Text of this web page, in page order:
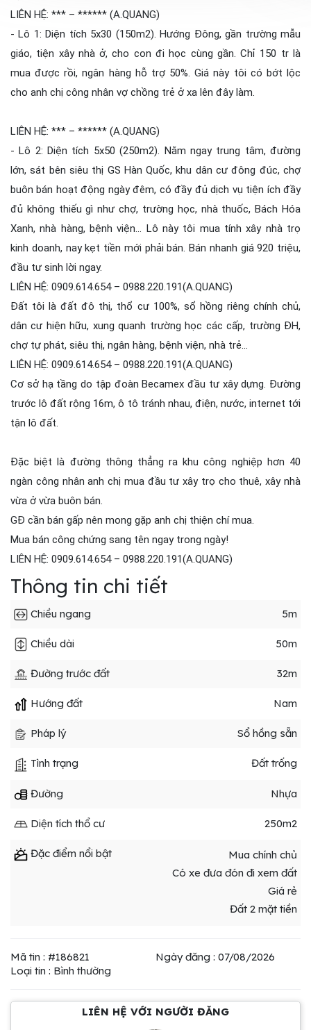
LIÊN HỆ: *** – ****** (A.QUANG)
- Lô 1: Diện tích 5x30 (150m2). Hướng Đông, gần trường mẫu
giáo, tiện xây nhà ở, cho con đi học cùng gần. Chỉ 150 tr là
mua được rồi, ngân hàng hỗ trợ 50%. Giá này tôi có bớt lộc
cho anh chị công nhân vợ chồng trẻ ở xa lên đây làm.
LIÊN HỆ: *** – ****** (A.QUANG)
- Lô 2: Diện tích 5x50 (250m2). Nằm ngay trung tâm, đường
lớn, sát bên siêu thị GS Hàn Quốc, khu dân cư đông đúc, chợ
buôn bán hoạt động ngày đêm, có đầy đủ dịch vụ tiện ích đầy
đủ không thiếu gì như chợ, trường học, nhà thuốc, Bách Hóa
Xanh, nhà hàng, bệnh viện... Lô này tôi mua tính xây nhà trọ
kinh doanh, nay kẹt tiền mới phải bán. Bán nhanh giá 920 triệu,
đầu tư sinh lời ngay.
LIÊN HỆ: 0909.614.654 – 0988.220.191(A.QUANG)
Đất tôi là đất đô thị, thổ cư 100%, sổ hồng riêng chính chủ,
dân cư hiện hữu, xung quanh trường học các cấp, trường ĐH,
chợ tự phát, siêu thị, ngân hàng, bệnh viện, nhà trẻ...
LIÊN HỆ: 0909.614.654 – 0988.220.191(A.QUANG)
Cơ sở hạ tầng do tập đoàn Becamex đầu tư xây dựng. Đường
trước lô đất rộng 16m, ô tô tránh nhau, điện, nước, internet tới
tận lô đất.
Đặc biệt là đường thông thẳng ra khu công nghiệp hơn 40
ngàn công nhân anh chị mua đầu tư xây trọ cho thuê, xây nhà
vừa ở vừa buôn bán.
GĐ cần bán gấp nên mong gặp anh chị thiện chí mua.
Mua bán công chứng sang tên ngay trong ngày!
LIÊN HỆ: 0909.614.654 – 0988.220.191(A.QUANG)
Thông tin chi tiết
Chiều ngang 5m
Chiều dài 50m
Đường trước đất 32m
Hướng đất Nam
Pháp lý Sổ hồng sẵn
Tình trạng Đất trống
Đường Nhựa
Diện tích thổ cư 250m2
Đặc điểm nổi bật
Mua chính chủ
Có xe đưa đón đi xem đất
Giá rẻ
Đất 2 mặt tiền
Mã tin : #186821
Ngày đăng : 07/08/2026
Loại tin : Bình thường
LIÊN HỆ VỚI NGƯỜI ĐĂNG